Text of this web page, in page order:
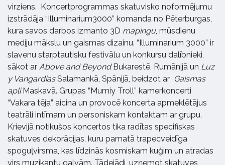
virziens. Koncertprogrammas skatuvisko noformējumu
izstrādāja “Illuminarium3000” komanda no Pēterburgas,
kura savos darbos izmanto 3D mapingu, mūsdienu
mediju mākslu un gaismas dizainu. “Illuminarium 3000” ir
slavenu starptautisku festivālu un konkursu dalībnieki,
sākot ar Above and BeyondBukarestē, Rumānijā un Luz
y VangardiasSalamankā, Spānijā, beidzot ar Gaismas
apliMaskavā. Grupas “Mumiy Troll” kamerkoncerti
“Vakara tēja” aicina un provocē koncerta apmeklētājus
teatrāli intīmam un personiskam kontaktam ar grupu.
Krievijā notikušos koncertos tika radītas specifiskas
skatuves dekorācijas, kuru pamatā trapecveidīga
spoguļvirsma, kas līdzinās kosmiskam kuģim un atradas
virs muzikantu galvām. Tādejādi, uzņemot skatuves